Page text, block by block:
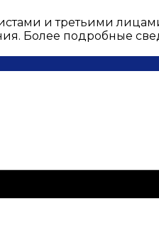
и третьими
Более подробные